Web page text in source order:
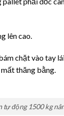
lên cao.
chặt vào tay
thăng bằng.
tự động 1500 kg